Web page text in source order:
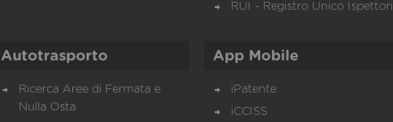
RUI - Registro Unico Ispettori
Autotrasporto
Ricerca Aree di Fermata e
Nulla Osta
App Mobile
iPatente
iCCISS